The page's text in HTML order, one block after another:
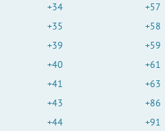
+34
+35
+39
+40
+41
+43
+44
+57
+58
+59
+61
+63
+86
+91